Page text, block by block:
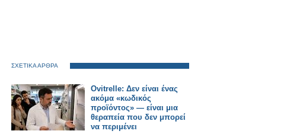
ΣΧΕΤΙΚΑ ΑΡΘΡΑ
Ovitrelle: Δεν είναι ένας
ακόμα «κωδικός
προϊόντος» — είναι μια
θεραπεία που δεν μπορεί
να περιμένει